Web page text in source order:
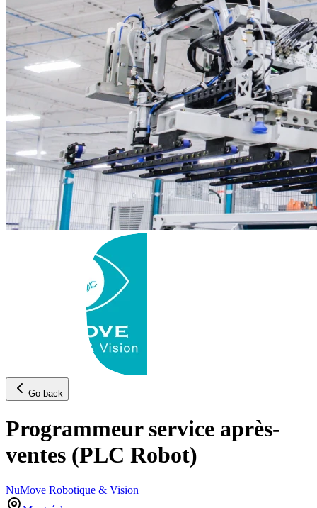
Go back
Programmeur service après-
ventes (PLC Robot)
NuMove Robotique & Vision